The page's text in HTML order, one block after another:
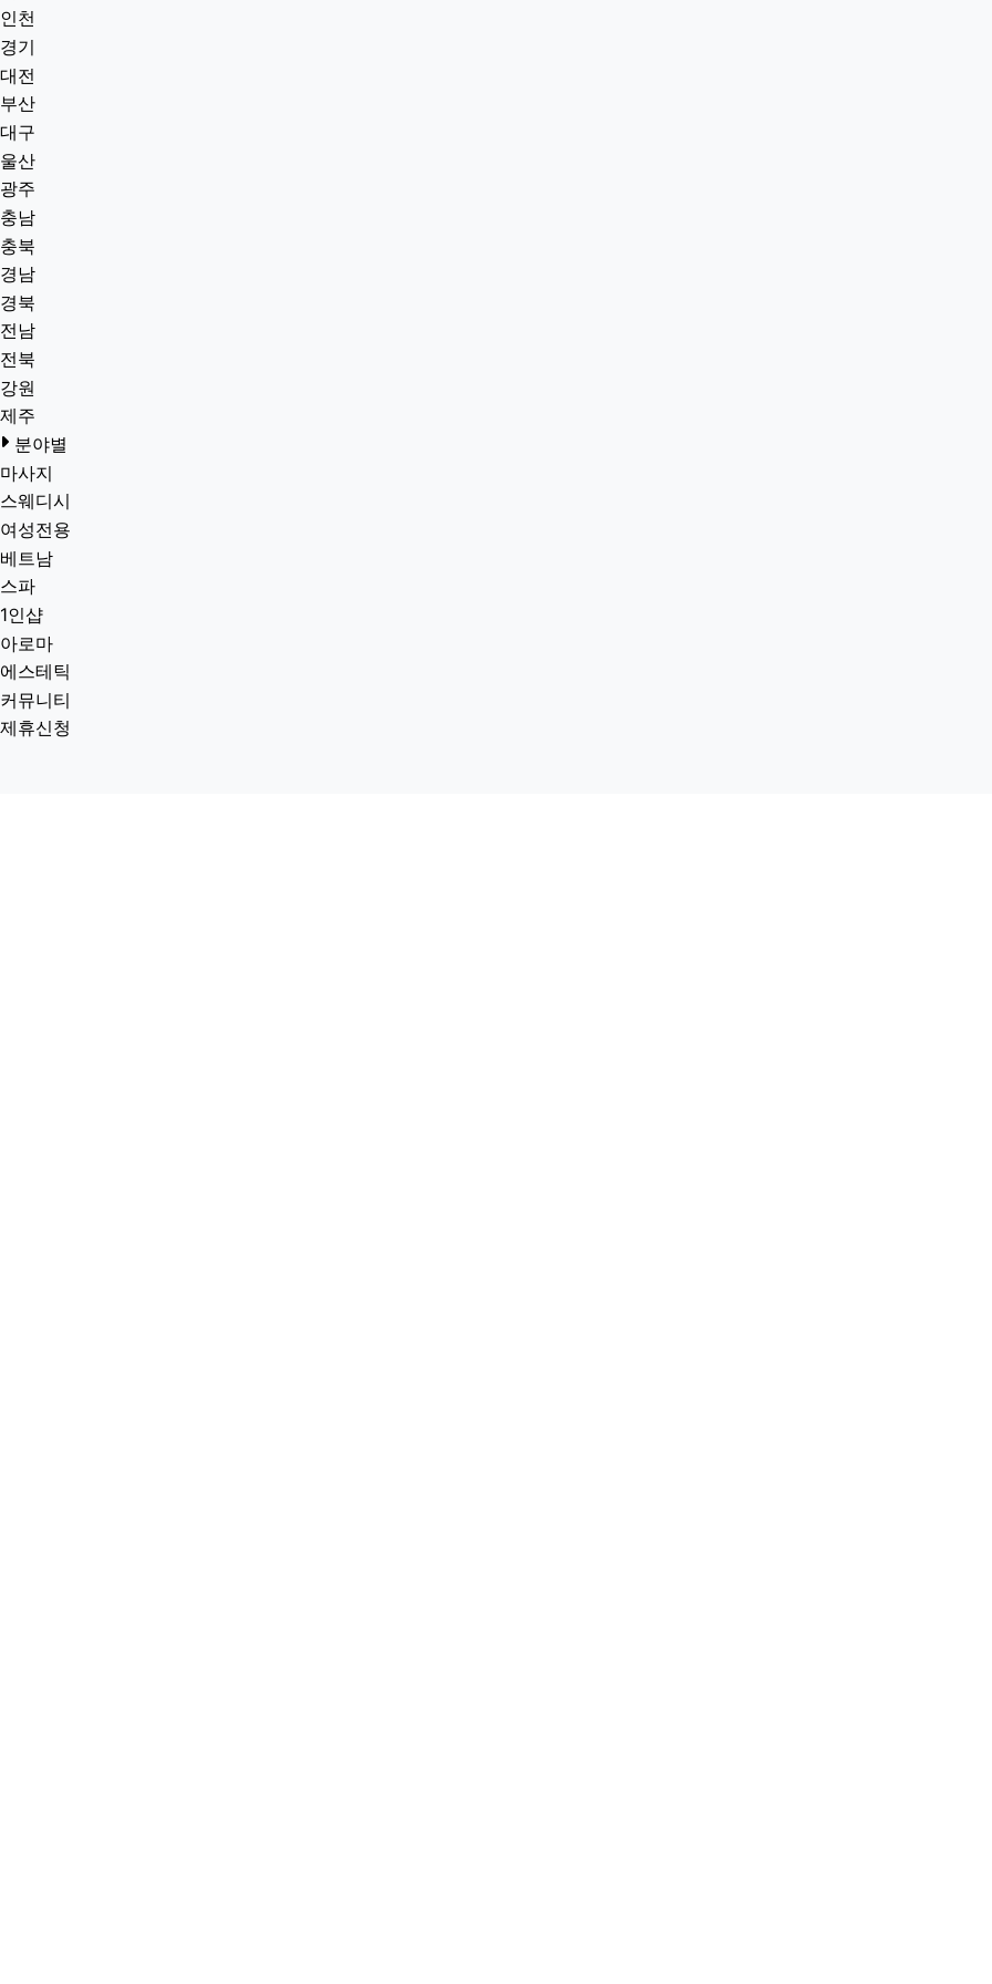
인천
경기
대전
부산
대구
울산
광주
충남
충북
경남
경북
전남
전북
강원
제주
분야별
마사지
스웨디시
여성전용
베트남
스파
1인샵
아로마
에스테틱
커뮤니티
제휴신청